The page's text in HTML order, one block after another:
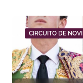
a
s
CIRCUITO DE